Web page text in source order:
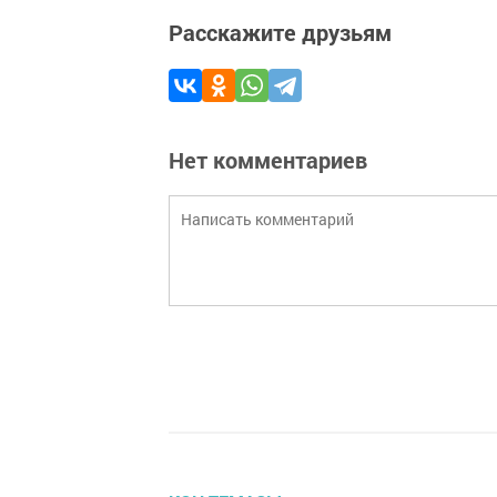
Расскажите друзьям
Нет комментариев